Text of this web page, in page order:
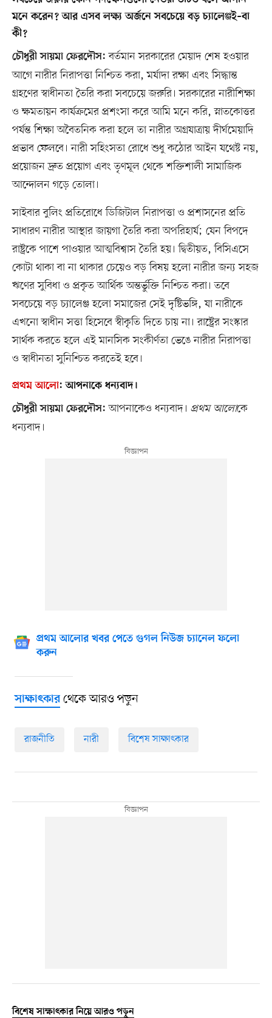
মনে করেন? আর এসব লক্ষ্য অর্জনে সবচেয়ে বড় চ্যালেঞ্জই–বা
কী?
চৌধুরী সায়মা ফেরদৌস: বর্তমান সরকারের মেয়াদ শেষ হওয়ার
আগে নারীর নিরাপত্তা নিশ্চিত করা, মর্যাদা রক্ষা এবং সিদ্ধান্ত
গ্রহণের স্বাধীনতা তৈরি করা সবচেয়ে জরুরি। সরকারের নারীশিক্ষা
ও ক্ষমতায়ন কার্যক্রমের প্রশংসা করে আমি মনে করি, স্নাতকোত্তর
পর্যন্ত শিক্ষা অবৈতনিক করা হলে তা নারীর অগ্রযাত্রায় দীর্ঘমেয়াদি
প্রভাব ফেলবে। নারী সহিংসতা রোধে শুধু কঠোর আইন যথেষ্ট নয়,
প্রয়োজন দ্রুত প্রয়োগ এবং তৃণমূল থেকে শক্তিশালী সামাজিক
আন্দোলন গড়ে তোলা।
সাইবার বুলিং প্রতিরোধে ডিজিটাল নিরাপত্তা ও প্রশাসনের প্রতি
সাধারণ নারীর আস্থার জায়গা তৈরি করা অপরিহার্য; যেন বিপদে
রাষ্ট্রকে পাশে পাওয়ার আত্মবিশ্বাস তৈরি হয়। দ্বিতীয়ত, বিসিএসে
কোটা থাকা বা না থাকার চেয়েও বড় বিষয় হলো নারীর জন্য সহজ
ঋণের সুবিধা ও প্রকৃত আর্থিক অন্তর্ভুক্তি নিশ্চিত করা। তবে
সবচেয়ে বড় চ্যালেঞ্জ হলো সমাজের সেই দৃষ্টিভঙ্গি, যা নারীকে
এখনো স্বাধীন সত্তা হিসেবে স্বীকৃতি দিতে চায় না। রাষ্ট্রের সংস্কার
সার্থক করতে হলে এই মানসিক সংকীর্ণতা ভেঙে নারীর নিরাপত্তা
ও স্বাধীনতা সুনিশ্চিত করতেই হবে।
প্রথম আলো:আপনাকে ধন্যবাদ।
চৌধুরী সায়মা ফেরদৌস: আপনাকেও ধন্যবাদ। প্রথম আলোকে
ধন্যবাদ।
প্রথম আলোর খবর পেতে গুগল নিউজ চ্যানেল ফলো
করুন
সাক্ষাৎকারথেকে আরও পড়ুন
রাজনীতি নারী বিশেষ সাক্ষাৎকার
বিশেষ সাক্ষাৎকার নিয়ে আরও পড়ুন